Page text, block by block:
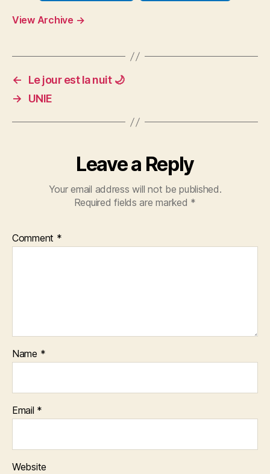
View Archive →
←
Le jour est la nuit 🌙
→
UNIE
Leave a Reply
Your email address will not be published.
Required fields are marked *
Comment *
Name *
Email *
Website